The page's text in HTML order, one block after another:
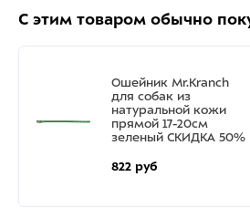
С этим товаром обычно
Ошейник Mr.Kranch
для собак из
натуральной кожи
прямой 17-20см
зеленый СКИДКА 50%
822 руб